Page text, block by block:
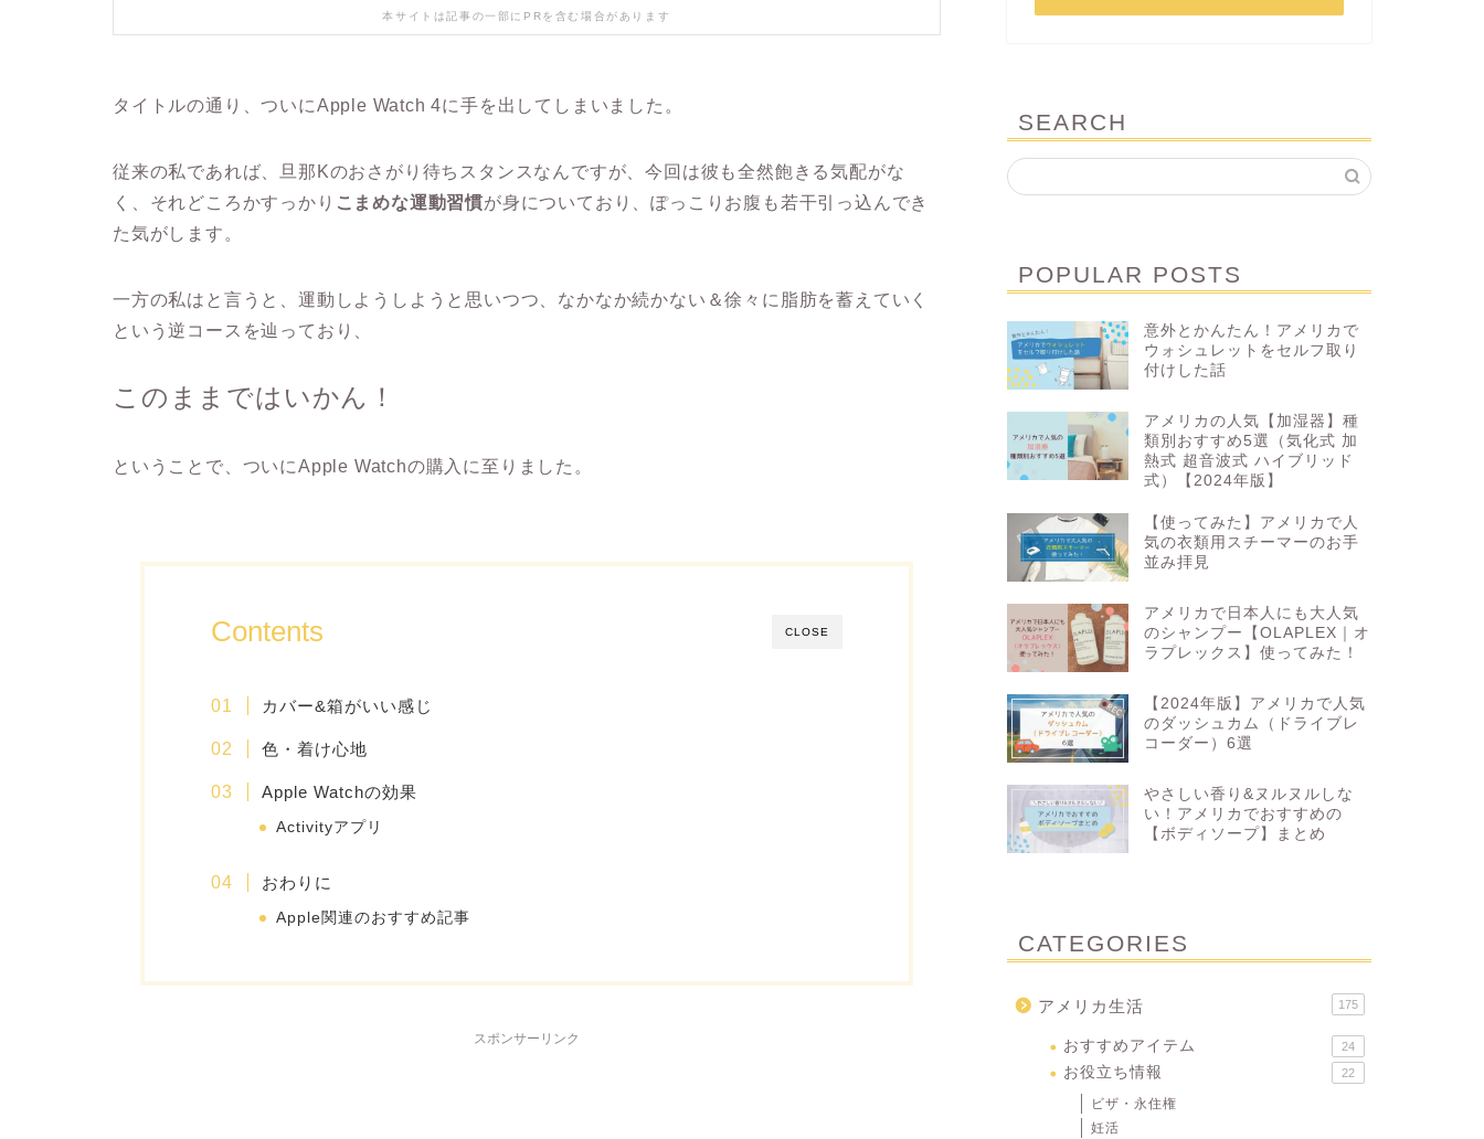
本サイトは記事の一部にPRを含む場合があります
タイトルの通り、ついにApple Watch 4に手を出してしまいました。
従来の私であれば、旦那Kのおさがり待ちスタンスなんですが、今回は彼も全然飽きる気配がな
く、それどころかすっかり こまめな運動習慣が身についており、ぽっこりお腹も若干引っ込んでき
た気がします。
一方の私はと言うと、運動しようしようと思いつつ、なかなか続かない＆徐々に脂肪を蓄えていく
という逆コースを辿っており、
このままではいかん！
ということで、ついにApple Watchの購入に至りました。
CLOSE
Contents
カバー&箱がいい感じ
色・着け心地
Apple Watchの効果
Activityアプリ
おわりに
Apple関連のおすすめ記事
スポンサーリンク
SEARCH
POPULAR POSTS
意外とかんたん！アメリカで
ウォシュレットをセルフ取り
付けした話
アメリカの人気【加湿器】種
類別おすすめ5選（気化式 加
熱式 超音波式 ハイブリッド
式）【2024年版】
【使ってみた】アメリカで人
気の衣類用スチーマーのお手
並み拝見
アメリカで日本人にも大人気
のシャンプー【OLAPLEX｜オ
ラプレックス】使ってみた！
【2024年版】アメリカで人気
のダッシュカム（ドライブレ
コーダー）6選
やさしい香り&ヌルヌルしな
い！アメリカでおすすめの
【ボディソープ】まとめ
CATEGORIES
アメリカ生活 175
おすすめアイテム 24
お役立ち情報 22
ビザ・永住権
妊活